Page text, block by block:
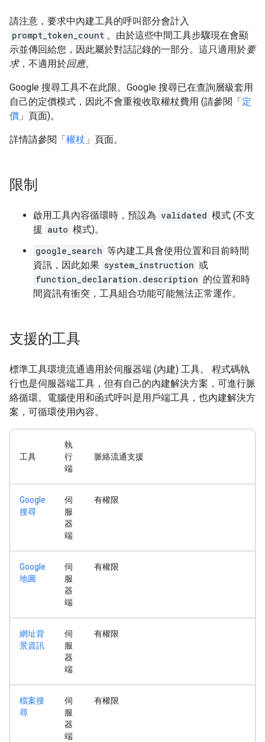
請注意，要求中內建工具的呼叫部分會計入
prompt_token_count 。由於這些中間工具步驟現在會顯
示並傳回給您，因此屬於對話記錄的一部分。這只適用於要
求，不適用於回應。
Google 搜尋工具不在此限。Google 搜尋已在查詢層級套用
自己的定價模式，因此不會重複收取權杖費用 (請參閱「定
價 」頁面)。
詳情請參閱「權杖 」頁面。
限制
啟用工具內容循環時，預設為 validated 模式 (不支
援 auto 模式)。
google_search 等內建工具會使用位置和目前時間
資訊，因此如果 system_instruction 或
function_declaration.description 的位置和時
間資訊有衝突，工具組合功能可能無法正常運作。
支援的工具
標準工具環境流通適用於伺服器端 (內建) 工具。 程式碼執
行也是伺服器端工具，但有自己的內建解決方案，可進行脈
絡循環。電腦使用和函式呼叫是用戶端工具，也內建解決方
案，可循環使用內容。
工具
執
行
端
脈絡流通支援
Google
搜尋
伺
服
器
端
有權限
Google
地圖
伺
服
器
端
有權限
網址背
景資訊
伺
服
器
端
有權限
檔案搜
尋
伺
服
器
端
有權限